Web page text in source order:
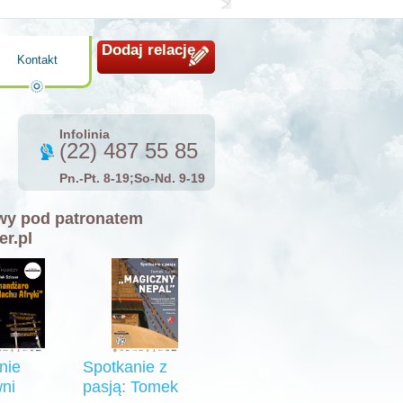
Dodaj relację
Kontakt
Infolinia
(22) 487 55 85
Pn.-Pt. 8-19;So-Nd. 9-19
pod patronatem
Spotkanie z
pasją: Tomek